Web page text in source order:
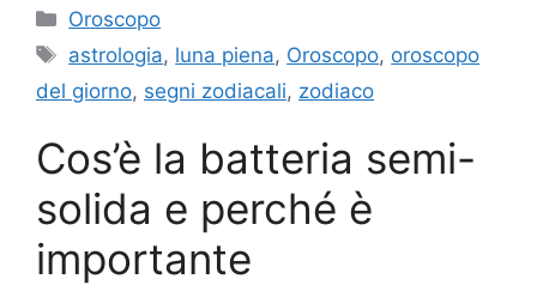
Categorie
Oroscopo
Tag
astrologia, luna piena, Oroscopo, oroscopo
del giorno, segni zodiacali, zodiaco
Cos’è la batteria semi-
solida e perché è
importante